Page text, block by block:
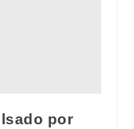
por